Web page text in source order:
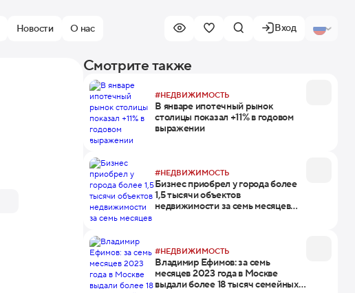
Новости О нас Вход
Смотрите также
#НЕДВИЖИМОСТЬ
В январе ипотечный рынок
столицы показал +11% в годовом
выражении
#НЕДВИЖИМОСТЬ
Бизнес приобрел у города более
1,5 тысячи объектов
недвижимости за семь месяцев
#НЕДВИЖИМОСТЬ
Владимир Ефимов: за семь
месяцев 2023 года в Москве
выдали более 18 тысяч семейных